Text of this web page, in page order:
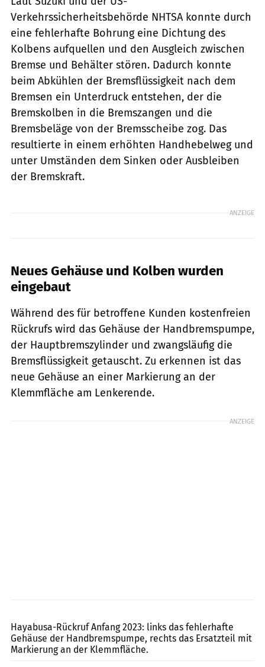
Verkehrssicherheitsbehörde NHTSA konnte durch
eine fehlerhafte Bohrung eine Dichtung des
Kolbens aufquellen und den Ausgleich zwischen
Bremse und Behälter stören. Dadurch konnte
beim Abkühlen der Bremsflüssigkeit nach dem
Bremsen ein Unterdruck entstehen, der die
Bremskolben in die Bremszangen und die
Bremsbeläge von der Bremsscheibe zog. Das
resultierte in einem erhöhten Handhebelweg und
unter Umständen dem Sinken oder Ausbleiben
der Bremskraft.
ANZEIGE
Neues Gehäuse und Kolben wurden
eingebaut
Während des für betroffene Kunden kostenfreien
Rückrufs wird das Gehäuse der Handbremspumpe,
der Hauptbremszylinder und zwangsläufig die
Bremsflüssigkeit getauscht. Zu erkennen ist das
neue Gehäuse an einer Markierung an der
Klemmfläche am Lenkerende.
ANZEIGE
Hayabusa-Rückruf Anfang 2023: links das fehlerhafte
Gehäuse der Handbremspumpe, rechts das Ersatzteil mit
Markierung an der Klemmfläche.